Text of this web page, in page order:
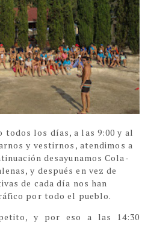
todos los días, a las 9:00 y al
y vestirnos, atendimos a
desayunamos Cola-
y después en vez de
de cada día nos han
por todo el pueblo.
y por eso a las 14:30